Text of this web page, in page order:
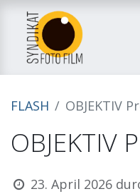
FLASH OBJEKTIV
OBJEKTIV
23. April 2026